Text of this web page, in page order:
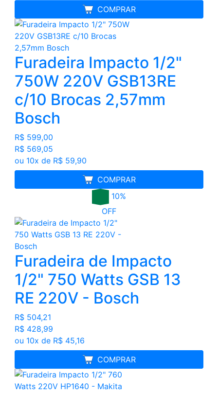
COMPRAR
FRETE GRÁTIS
Furadeira Impacto 1/2"
750W 220V GSB13RE
c/10 Brocas 2,57mm
Bosch
R$ 599,00
R$ 569,05
ou 10x de R$ 59,90
COMPRAR
FRETE GRÁTIS
10%
OFF
Furadeira de Impacto
1/2" 750 Watts GSB 13
RE 220V - Bosch
R$ 504,21
R$ 428,99
ou 10x de R$ 45,16
COMPRAR
FRETE GRÁTIS